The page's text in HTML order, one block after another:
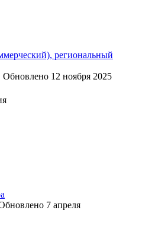
региональный
Обновлено 12 ноября 2025
7 апреля